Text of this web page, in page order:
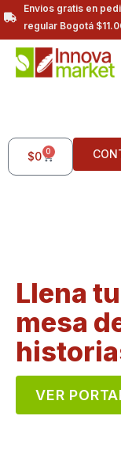
Envios gratis en
regular Bogotá
$0 0
Llena tu
mesa
VER